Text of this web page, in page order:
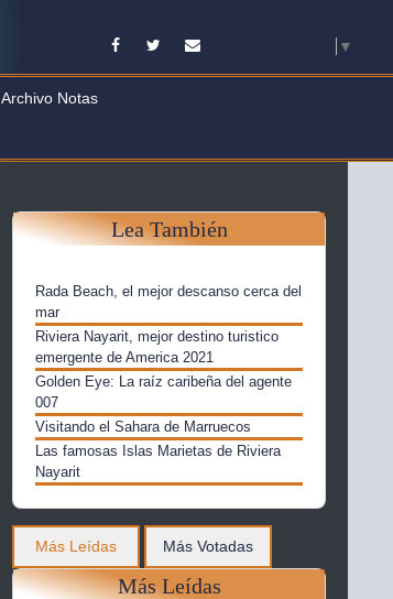
FacebookTwitterContacto ▼
Archivo Notas
Lea También
Rada Beach, el mejor descanso cerca del
mar
Riviera Nayarit, mejor destino turistico
emergente de America 2021
Golden Eye: La raíz caribeña del agente
007
Visitando el Sahara de Marruecos
Las famosas Islas Marietas de Riviera
Nayarit
Más Leídas Más Votadas
Más Leídas